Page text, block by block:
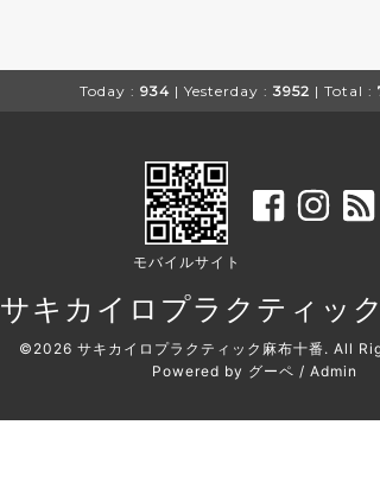
Today : 934 | Yesterday : 3952 | Total :
モバイルサイト
サキカイロプラクティッ
©2026 サキカイロプラクティック麻布十番 . All
Powered by グーペ / Admin